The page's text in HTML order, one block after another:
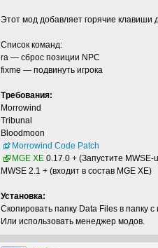
Этот мод добавляет горячие клавиши
Список команд:
ra — сброс позиции NPC
fixme — подвинуть игрока
Требования:
Morrowind
Tribunal
Bloodmoon
Morrowind Code Patch
MGE XE 0.17.0 + (Запустите MWSE-
MWSE 2.1 + (входит в состав MGE XE)
Установка:
Скопировать папку Data Files в папку с
Или использовать менеджер модов.